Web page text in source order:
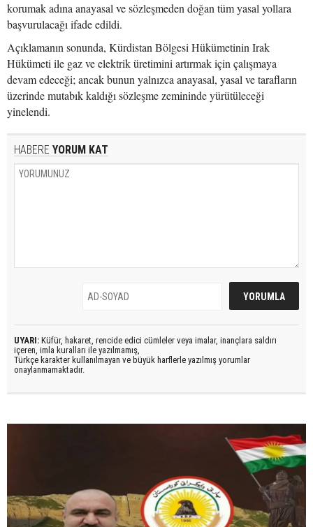
korumak adına anayasal ve sözleşmeden doğan tüm yasal yollara
başvurulacağı ifade edildi.
Açıklamanın sonunda, Kürdistan Bölgesi Hükümetinin Irak
Hükümeti ile gaz ve elektrik üretimini artırmak için çalışmaya
devam edeceği; ancak bunun yalnızca anayasal, yasal ve tarafların
üzerinde mutabık kaldığı sözleşme zemininde yürütüleceği
yinelendi.
HABERE YORUM KAT
UYARI: Küfür, hakaret, rencide edici cümleler veya imalar, inançlara saldırı
içeren, imla kuralları ile yazılmamış,
Türkçe karakter kullanılmayan ve büyük harflerle yazılmış yorumlar
onaylanmamaktadır.